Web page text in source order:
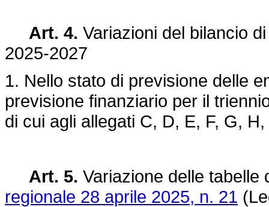
Art. 4. Variazioni del bilancio
2025-2027
1. Nello stato di previsione delle
previsione finanziario per il
di cui agli allegati C, D, E, F, G,
Art. 5. Variazione delle
regionale 28 aprile 2025, n. 21